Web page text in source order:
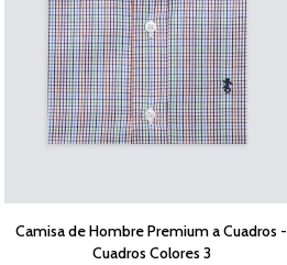
Camisa de Hombre Premium a Cuadros -
Cuadros Colores 3